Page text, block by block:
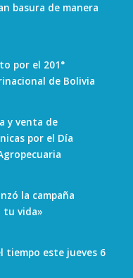
basura de manera
por el 201°
de Bolivia
y venta de
por el Día
la campaña
tu vida»
tiempo este jueves 6